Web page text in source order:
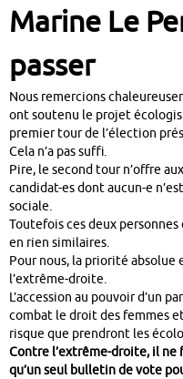
Marine Le
passer
Nous remercions
ont soutenu le projet
premier tour de l’élection
Cela n’a pas suffi.
Pire, le second tour n’offre
candidat-es dont aucun-e
sociale.
Toutefois ces deux
en rien similaires.
Pour nous, la priorité
l’extrême-droite.
L’accession au pouvoir d’un
combat le droit des femmes
risque que prendront les
Contre l’extrême-droite, il ne
qu’un seul bulletin de vote